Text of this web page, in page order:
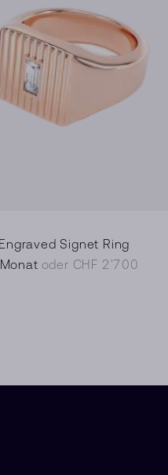
Signet Ring
oder CHF 2’700